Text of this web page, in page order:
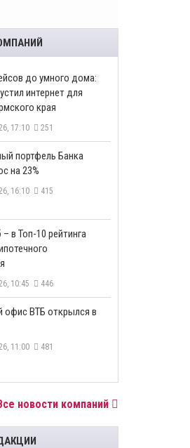
до умного дома:
интернет для
края
17:10 251
портфель Банка
на 23%
16:10 415
в Топ-10 рейтинга
10:45 446
офис ВТБ открылся в
11:00 481
новости компаний